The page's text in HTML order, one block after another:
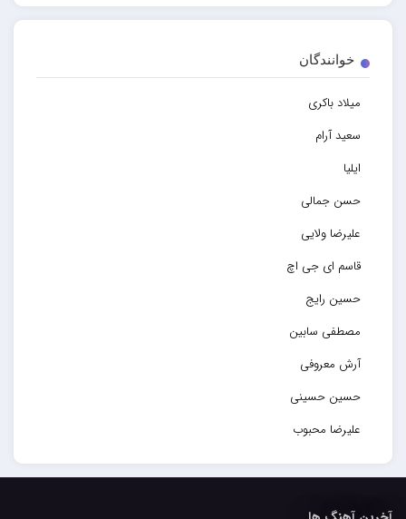
خوانندگان
میلاد باکری
سعید آرام
ایلیا
حسن جمالی
علیرضا ولایی
قاسم ای جی اچ
حسین رایج
مصطفی سابین
آرش معروفی
حسین حسینی
علیرضا محبوب
حسین حصارکی